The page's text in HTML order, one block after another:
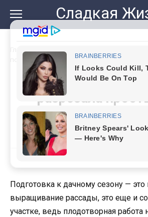
контенту
Сладкая
полоски и сделала так же
Подметила идею у
разрезала
полоски и
Подготовка к дачному сезону — это
выращивание рассады, это еще и
участке, ведь плодотворная